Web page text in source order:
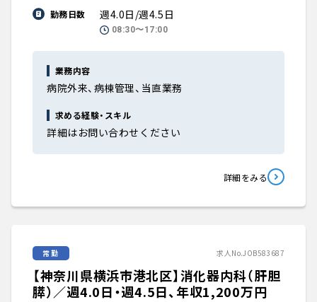
勤務日数
週4.0日/週4.5日
08:30〜17:00
業務内容
病院外来、病棟管理、当直業務
求める経験・スキル
詳細はお問い合わせください
詳細をみる
常勤 求人No.JOB583687
【神奈川県横浜市港北区】消化器内科（肝胆
膵）／週4.0日・週4.5日、年収1,200万円